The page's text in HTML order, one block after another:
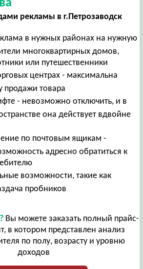
рекламы в г.Петрозаводск
в нужных районах на нужную
многоквартирных домов,
или путешественники
центрах - максимальна
продажи товара
- невозможно отключить, и в
она действует вдвойне
по почтовым ящикам -
адресно обратиться к
возможности, такие как
пробников
Вы можете заказать полный прайс-
в котором представлен анализ
по полу, возрасту и уровню
доходов